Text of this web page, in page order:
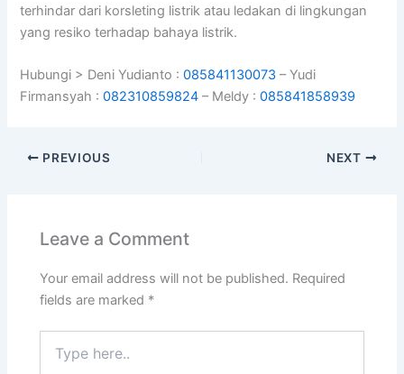
terhindar dari korsleting listrik atau ledakan di lingkungan
yang resiko terhadap bahaya listrik.
Hubungi > Deni Yudianto :085841130073– Yudi
Firmansyah :082310859824 – Meldy :085841858939
PREVIOUS NEXT
Leave a Comment
Your email address will not be published. Required
fields are marked *
here..